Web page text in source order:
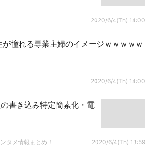
2020/6/4(Th) 14:00
が憧れる専業主婦のイメージｗｗｗｗｗ
2020/6/4(Th) 14:00
の書き込み特定簡素化・電
タメ情報まとめ！ 2020/6/4(Th) 13:59